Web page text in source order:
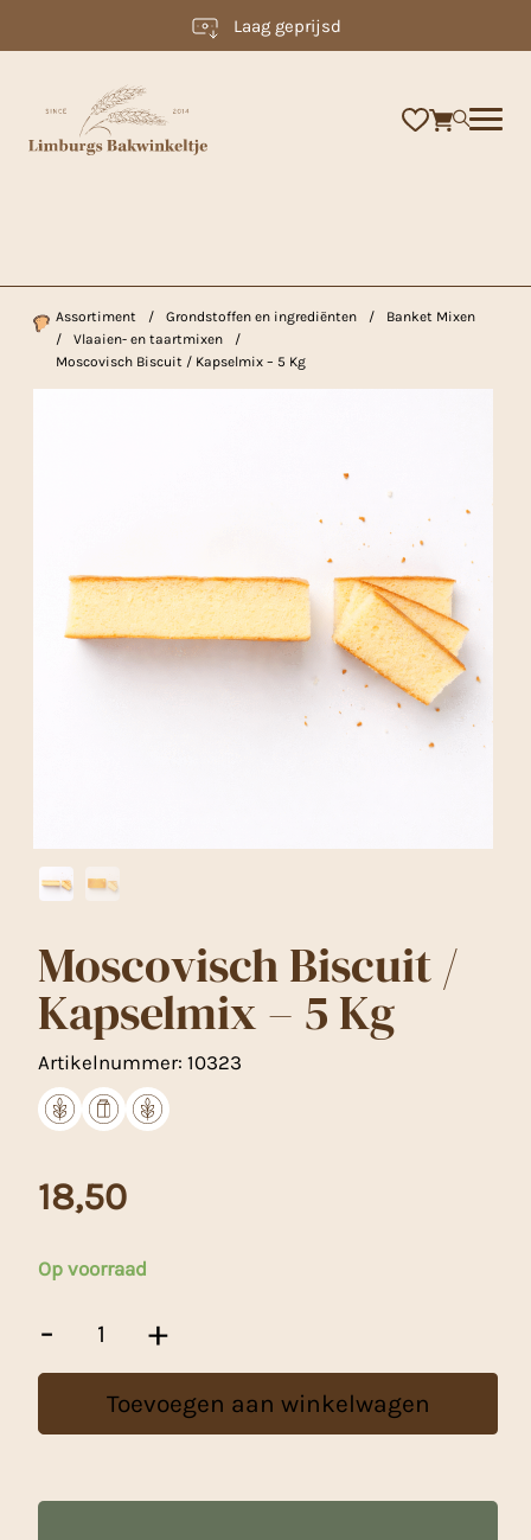
Laag geprijsd
Assortiment / Grondstoffen en ingrediënten /
Banket Mixen
/
Vlaaien- en taartmixen
/
Moscovisch Biscuit / Kapselmix – 5 Kg
Moscovisch Biscuit /
Kapselmix – 5 Kg
Artikelnummer: 10323
18,50
Op voorraad
-
Biscuit
Kapselmix
5
+
Toevoegen aan winkelwagen